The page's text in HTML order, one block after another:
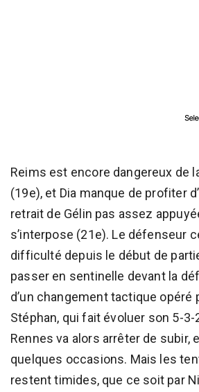
Reims est encore dangereux de
(19e), et Dia manque de profiter
retrait de Gélin pas assez
s’interpose (21e). Le défenseur
difficulté depuis le début de
passer en sentinelle devant la
d’un changement tactique opéré
Stéphan, qui fait évoluer son 5-3-
Rennes va alors arrêter de subir,
quelques occasions. Mais les
restent timides, que ce soit par